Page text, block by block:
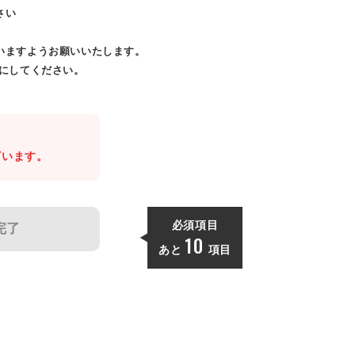
い
すようお願いいたします。
してください。
ます。
了 必須項目
あと 10 項目